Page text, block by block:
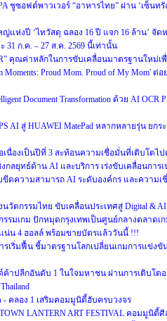
ชูซอฟต์พาวเวอร์ “อาหารไทย” ผ่าน ‘เซ็นทรั
ห่งปี ‘ไทวัสดุ ฉลอง 16 ปี แจก 16 ล้าน’ จั
ก.ค. – 27 ส.ค. 2569 นี้เท่านั้น
คุณค่าหลักในการขับเคลื่อนมาตรฐานใหม่เ
Proud Mom. Proud of My Mom' ต่อย
Document Transformation ด้วย AI OCR
AI สู่ HUAWEI MatePad หลากหลายรุ่น ยก
เนื่องเป็นปีที่ 3 สะท้อนความเชื่อมั่นที่เติบโตไ
ลยุทธ์ด้าน AI และบริการ เร่งขับเคลื่อนการ
ดความสามารถ AI ระดับองค์กร และความ
งนวัตกรรมไทย ขับเคลื่อนประเทศสู่ Digital &
กรรมเกม ปักหมุดกรุงเทพเป็นศูนย์กลางตลาด
น่น 4 ฮอลล์ พร้อมขายบัตรแล้ววันนี้ !!!
เริ่มฟื้น ชี้มาตรฐานโลกเปลี่ยนเกมการแข่ง
ค้าปลีกอันดับ 1 ในใจมหาชน ผ่านการเติบโต
- คลอง 1 เสริมคอมมูนิตี้ฮับครบวงจร
LANTERN ART FESTIVAL คอมมูนิ